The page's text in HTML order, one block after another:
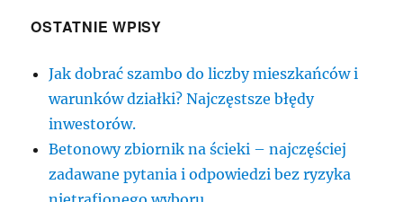
OSTATNIE WPISY
Jak dobrać szambo do liczby mieszkańców i
warunków działki? Najczęstsze błędy
inwestorów.
Betonowy zbiornik na ścieki – najczęściej
zadawane pytania i odpowiedzi bez ryzyka